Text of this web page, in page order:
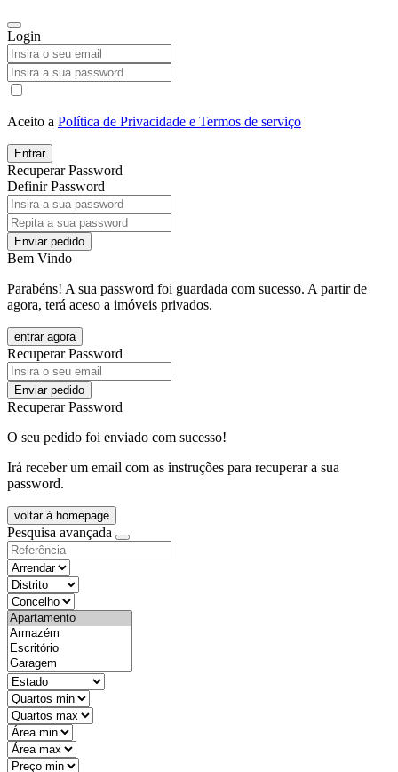
Login
Aceito a Política de Privacidade e Termos de serviço
Entrar
Recuperar Password
Definir Password
Enviar pedido
Bem Vindo
Parabéns! A sua password foi guardada com sucesso. A partir de
agora, terá aceso a imóveis privados.
entrar agora
Recuperar Password
Enviar pedido
Recuperar Password
O seu pedido foi enviado com sucesso!
Irá receber um email com as instruções para recuperar a sua
password.
voltar à homepage
Pesquisa avançada
objective
districtId
countyId
types
state
mintypo
maxtypo
minarea
maxarea
minprice